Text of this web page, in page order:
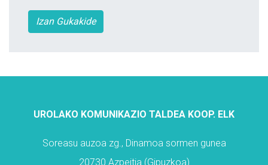
Izan Gukakide
UROLAKO KOMUNIKAZIO TALDEA KOOP. ELK
Soreasu auzoa zg., Dinamoa sormen gunea
20730 Azpeitia (Gipuzkoa)